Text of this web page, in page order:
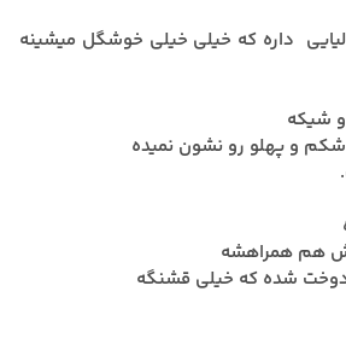
داره که خیلی خیلی خوشگل میشینه
شیکه
شکم و پهلو رو نشون نمیده
هم همراهشه
شده که خیلی قشنگه